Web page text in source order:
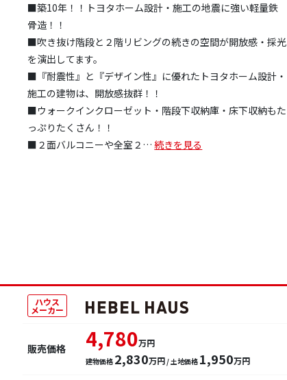
■築10年！！トヨタホーム設計・施工の地震に強い軽量鉄
骨造！！
■吹き抜け階段と２階リビングの続きの空間が開放感・採光
を演出してます。
■『耐震性』と『デザイン性』に優れたトヨタホーム設計・
施工の建物は、開放感抜群！！
■ウォークインクローゼット・階段下収納庫・床下収納もた
っぷりたくさん！！
■２面バルコニーや全室２ … 続きを見る
ハウス
メーカー
販売価格 4,780万円
建物価格 2,830万円 / 土地価格 1,950万円